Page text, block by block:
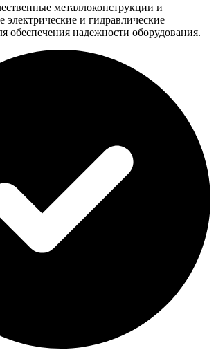
металлоконструкции и
электрические и гидравлические
обеспечения надежности оборудования.